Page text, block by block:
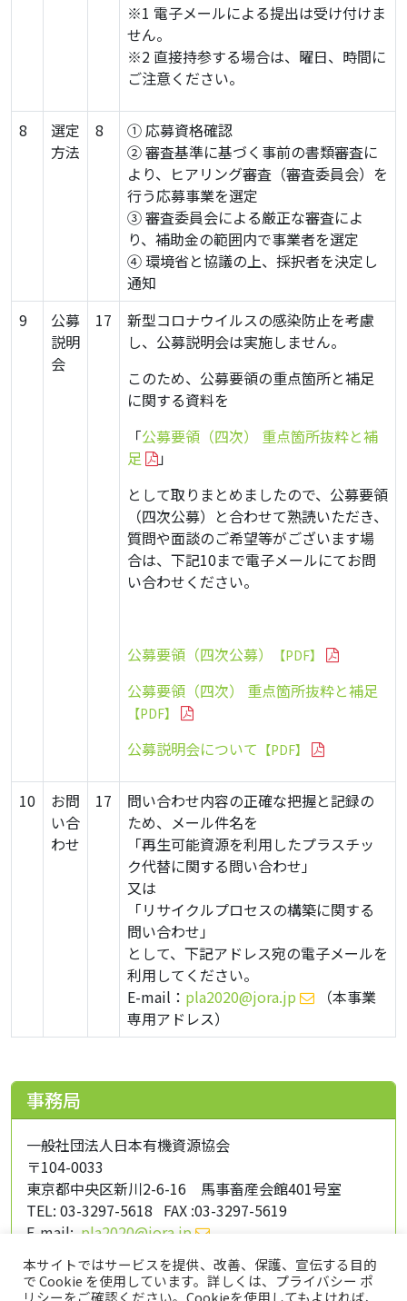
※1 電子メールによる提出は受け付けま
せん。
※2 直接持参する場合は、曜日、時間に
ご注意ください。
8
選定
方法
8
① 応募資格確認
② 審査基準に基づく事前の書類審査に
より、ヒアリング審査（審査委員会）を
行う応募事業を選定
③ 審査委員会による厳正な審査によ
り、補助金の範囲内で事業者を選定
④ 環境省と協議の上、採択者を決定し
通知
9
公募
説明
会
17
新型コロナウイルスの感染防止を考慮
し、公募説明会は実施しません。
このため、公募要領の重点箇所と補足
に関する資料を
「公募要領（四次） 重点箇所抜粋と補
足
」
として取りまとめましたので、公募要領
（四次公募）と合わせて熟読いただき、
質問や面談のご希望等がございます場
合は、下記10まで電子メールにてお問
い合わせください。
公募要領（四次公募） 【PDF】
公募要領（四次） 重点箇所抜粋と補足
【PDF】
公募説明会について 【PDF】
10
お問
い合
わせ
17
問い合わせ内容の正確な把握と記録の
ため、メール件名を
「再生可能資源を利用したプラスチッ
ク代替に関する問い合わせ」
又は
「リサイクルプロセスの構築に関する
問い合わせ」
として、下記アドレス宛の電子メールを
利用してください。
E-mail： pla2020@jora.jp
（本事業
専用アドレス）
事務局
一般社団法人日本有機資源協会
〒104-0033
東京都中央区新川2-6-16 馬事畜産会館401号室
TEL: 03-3297-5618 FAX :03-3297-5619
E-mail: pla2020@jora.jp
事務局：鈴木、土肥、十川
本サイトではサービスを提供、改善、保護、宣伝する目的
で Cookie を使用しています。詳しくは、プライバシー ポ
リシーをご確認ください。Cookieを使用してもよければ、